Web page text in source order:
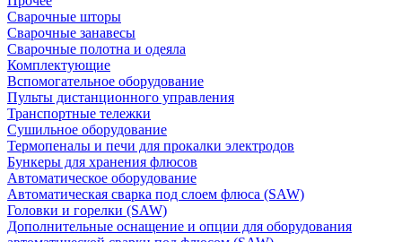
Сварочные шторы
Сварочные занавесы
Сварочные полотна и одеяла
Комплектующие
Вспомогательное оборудование
Пульты дистанционного управления
Транспортные тележки
Сушильное оборудование
Термопеналы и печи для прокалки электродов
Бункеры для хранения флюсов
Автоматическое оборудование
Автоматическая сварка под слоем флюса (SAW)
Головки и горелки (SAW)
Дополнительные оснащение и опции для оборудования